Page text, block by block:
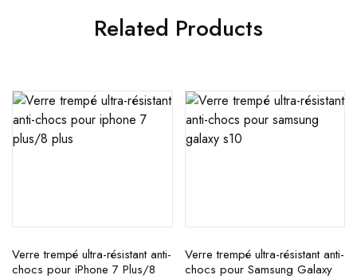
Related Products
Verre trempé ultra-résistant anti-
chocs pour iPhone 7 Plus/8
Verre trempé ultra-résistant anti-
chocs pour Samsung Galaxy